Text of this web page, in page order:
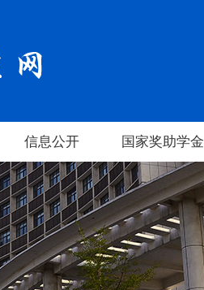
信息公开 国家奖助学金